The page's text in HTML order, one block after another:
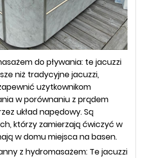
do pływania: te jacuzzi
niż tradycyjne jacuzzi,
użytkownikom
w porównaniu z prądem
układ napędowy. Są
którzy zamierzają ćwiczyć w
w domu miejsca na basen.
z hydromasażem: Te jacuzzi